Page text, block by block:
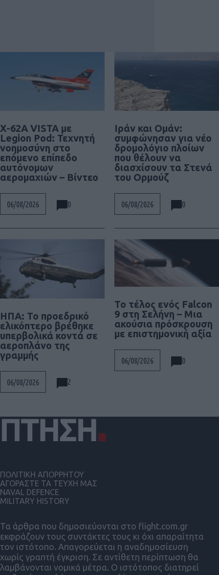
X-62A VISTA με
Legion Pod: Τεχνητή
νοημοσύνη στο
επόμενο επίπεδο
αυτόνομων
αερομαχιών – Βίντεο
06/08/2026 0
Ιράν και Ομάν:
συμφώνησαν για νέο
δρομολόγιο πλοίων
που θέλουν να
διασχίσουν τα Στενά
του Ορμούζ
06/08/2026 0
ΗΠΑ: Το προεδρικό
ελικόπτερο βρέθηκε
υπερβολικά κοντά σε
αεροπλάνο της
γραμμής
06/08/2026 2
Το τέλος ενός Falcon
9 στη Σελήνη – Μια
ακούσια πρόσκρουση
με επιστημονική αξία
06/08/2026 0
Τα άρθρα που δημοσιεύονται στο flight.com.gr
εκφράζουν τους συντάκτες τους κι όχι απαραίτητα
τον ιστότοπο. Απαγορεύεται η αναδημοσίευση
χωρίς γραπτή έγκριση. Σε αντίθετη περίπτωση θα
λαμβάνονται νομικά μέτρα. Ο ιστότοπος διατηρεί
ΠΟΛΙΤΙΚΗ ΑΠΟΡΡΗΤΟΥ
ΑΓΟΡΑΣΤΕ ΤΑ ΤΕΥΧΗ ΜΑΣ
NAVAL DEFENCE
MILITARY HISTORY